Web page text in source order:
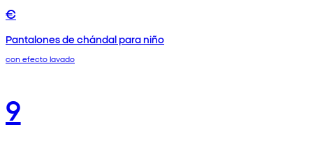
€
Pantalones de chándal para niño
con efecto lavado
9